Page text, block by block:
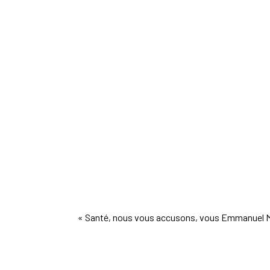
« Santé, nous vous accusons, vous Emmanuel